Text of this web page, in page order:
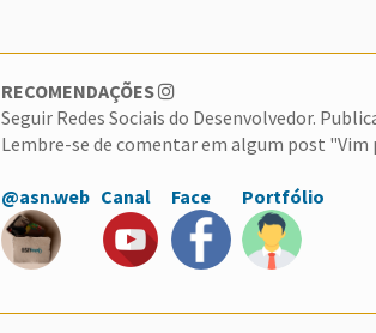
RECOMENDAÇÕES
Seguir Redes Sociais do Desenvolvedor.
Lembre-se de comentar em algum post "Vim
@asn.web Canal Face Portfólio